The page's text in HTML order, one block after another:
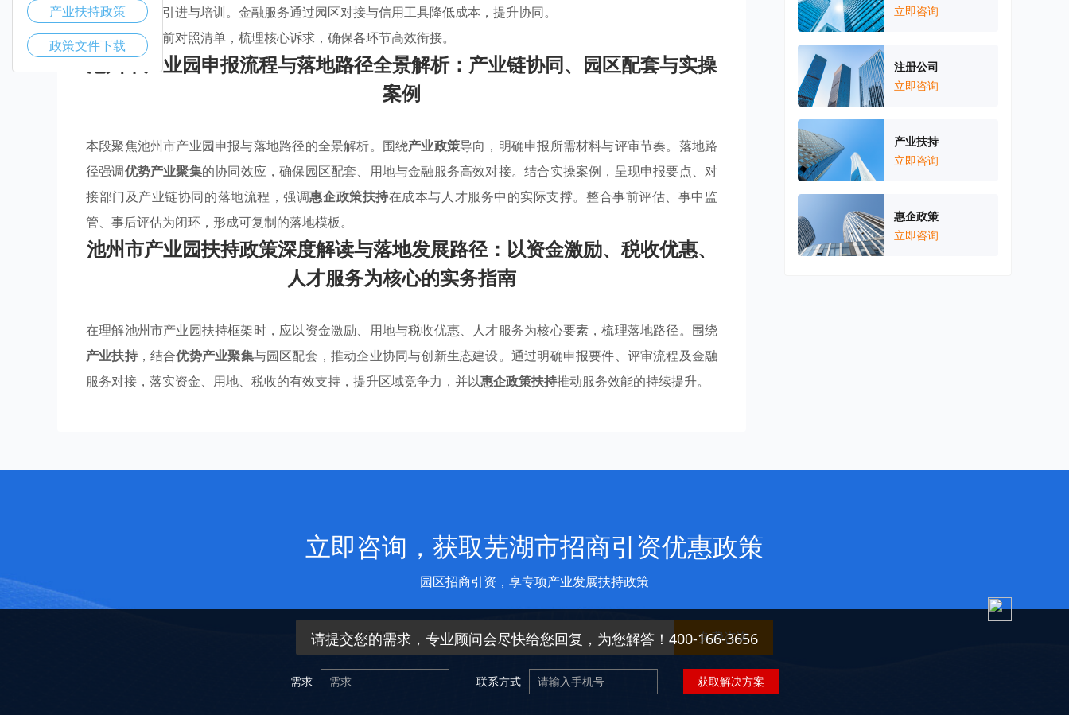
人才服务涵盖引进与培训。金融服务通过园区对接与信用工具降低成本，提升协同。
建议企业申报前对照清单，梳理核心诉求，确保各环节高效衔接。
池州市产业园申报流程与落地路径全景解析：产业链协同、园区配套与实操
案例
本段聚焦池州市产业园申报与落地路径的全景解析。围绕产业政策导向，明确申报所需材料与评审节奏。落地路
径强调优势产业聚集的协同效应，确保园区配套、用地与金融服务高效对接。结合实操案例，呈现申报要点、对
接部门及产业链协同的落地流程，强调惠企政策扶持在成本与人才服务中的实际支撑。整合事前评估、事中监
管、事后评估为闭环，形成可复制的落地模板。
池州市产业园扶持政策深度解读与落地发展路径：以资金激励、税收优惠、
人才服务为核心的实务指南
在理解池州市产业园扶持框架时，应以资金激励、用地与税收优惠、人才服务为核心要素，梳理落地路径。围绕
产业扶持，结合优势产业聚集与园区配套，推动企业协同与创新生态建设。通过明确申报要件、评审流程及金融
服务对接，落实资金、用地、税收的有效支持，提升区域竞争力，并以惠企政策扶持推动服务效能的持续提升。
立即咨询
注册公司
立即咨询
产业扶持
立即咨询
惠企政策
立即咨询
请提交您的需求，专业顾问会尽快给您回复，为您解答！400-166-3656
需求 联系方式 获取解决方案
产业扶持政策
政策文件下载
立即咨询，获取芜湖市招商引资优惠政策
园区招商引资，享专项产业发展扶持政策
免费咨询